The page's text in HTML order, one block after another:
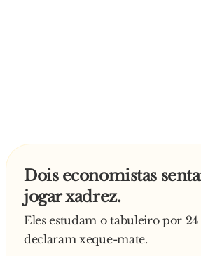
Dois economistas
jogar xadrez.
Eles estudam o tabuleiro por 24
declaram xeque-mate.